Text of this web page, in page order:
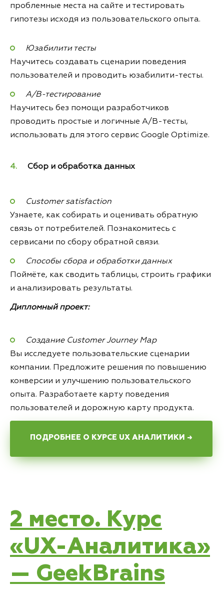
проблемные места на сайте и тестировать
гипотезы исходя из пользовательского опыта.
Юзабилити тесты
Научитесь создавать сценарии поведения
пользователей и проводить юзабилити-тесты.
А/В-тестирование
Научитесь без помощи разработчиков
проводить простые и логичные A/B-тесты,
использовать для этого сервис Google Optimize.
Сбор и обработка данных
Customer satisfaction
Узнаете, как собирать и оценивать обратную
связь от потребителей. Познакомитесь с
сервисами по сбору обратной связи.
Способы сбора и обработки данных
Поймёте, как сводить таблицы, строить графики
и анализировать результаты.
Дипломный проект:
Создание Customer Journey Map
Вы исследуете пользовательские сценарии
компании. Предложите решения по повышению
конверсии и улучшению пользовательского
опыта. Разработаете карту поведения
пользователей и дорожную карту продукта.
ПОДРОБНЕЕ О КУРСЕ UX АНАЛИТИКИ →
2 место. Курс
«UX-Аналитика»
— GeekBrains